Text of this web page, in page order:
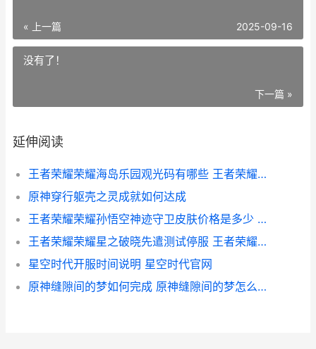
« 上一篇 2025-09-16
没有了！
下一篇 »
延伸阅读
王者荣耀荣耀海岛乐园观光码有哪些 王者荣耀的海是什么海
原神穿行躯壳之灵成就如何达成
王者荣耀荣耀孙悟空神迹守卫皮肤价格是多少 王者荣耀荣耀孙策称号
王者荣耀荣耀星之破晓先遣测试停服 王者荣耀荣耀星辰之力有什么条件
星空时代开服时间说明 星空时代官网
原神缝隙间的梦如何完成 原神缝隙间的梦怎么触发